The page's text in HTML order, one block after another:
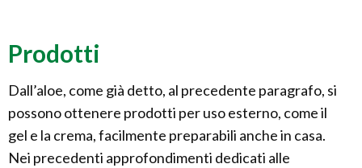
Prodotti
Dall’aloe, come già detto, al precedente paragrafo, si
possono ottenere prodotti per uso esterno, come il
gel e la crema, facilmente preparabili anche in casa.
Nei precedenti approfondimenti dedicati alle